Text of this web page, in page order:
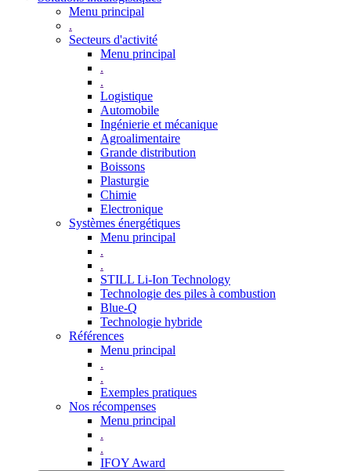
Menu principal
.
Secteurs d'activité
Menu principal
.
.
Logistique
Automobile
Ingénierie et mécanique
Agroalimentaire
Grande distribution
Boissons
Plasturgie
Chimie
Electronique
Systèmes énergétiques
Menu principal
.
.
STILL Li-Ion Technology
Technologie des piles à combustion
Blue-Q
Technologie hybride
Références
Menu principal
.
.
Exemples pratiques
Nos récompenses
Menu principal
.
.
IFOY Award